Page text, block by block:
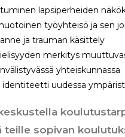
lapsiperheiden
työyhteisö ja sen
ja trauman käsittely
merkitys
yhteiskunnassa
identiteetti uudessa
teille sopivan